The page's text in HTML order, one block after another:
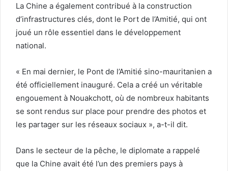
La Chine a également contribué à la construction
d’infrastructures clés, dont le Port de l’Amitié, qui ont
joué un rôle essentiel dans le développement
national.
« En mai dernier, le Pont de l’Amitié sino-mauritanien a
été officiellement inauguré. Cela a créé un véritable
engouement à Nouakchott, où de nombreux habitants
se sont rendus sur place pour prendre des photos et
les partager sur les réseaux sociaux », a-t-il dit.
Dans le secteur de la pêche, le diplomate a rappelé
que la Chine avait été l’un des premiers pays à